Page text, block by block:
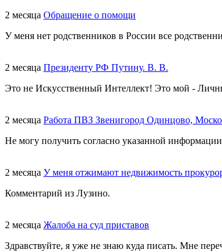
2 месяца Обращение о помощи
У меня нет родственников в России все
2 месяца Президенту РФ Путину. В. В.
Это не Искусственный Интеллект! Это мой -
2 месяца Работа ПВЗ Звенигород Одинцово,
Не могу получить согласно указанной
2 месяца У меня отжимают недвижимость
Комментарий из Лузино.
2 месяца Жалоба на суд приставов
Здравствуйте, я уже не знаю куда писать. Мне